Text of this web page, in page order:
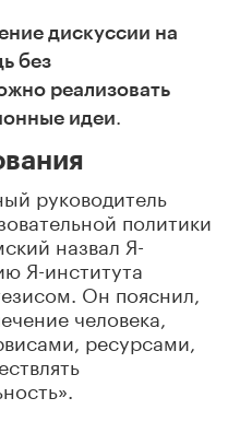
дискуссии на
без
реализовать
идеи
руководитель
политики
назвал Я-
Я-института
Он пояснил,
человека,
ресурсами,